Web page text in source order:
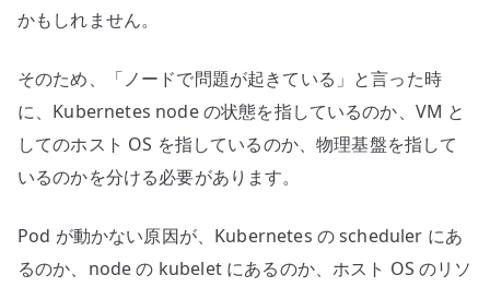
かもしれません。
そのため、「ノードで問題が起きている」と言った時
に、Kubernetes node の状態を指しているのか、VM と
してのホスト OS を指しているのか、物理基盤を指して
いるのかを分ける必要があります。
Pod が動かない原因が、Kubernetes の scheduler にあ
るのか、node の kubelet にあるのか、ホスト OS のリソ